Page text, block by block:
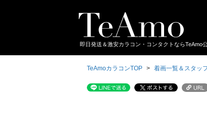
即日発送＆激安カラコン・コンタクトならTeAmo
TeAmoカラコンTOP 着画一覧＆スタッ